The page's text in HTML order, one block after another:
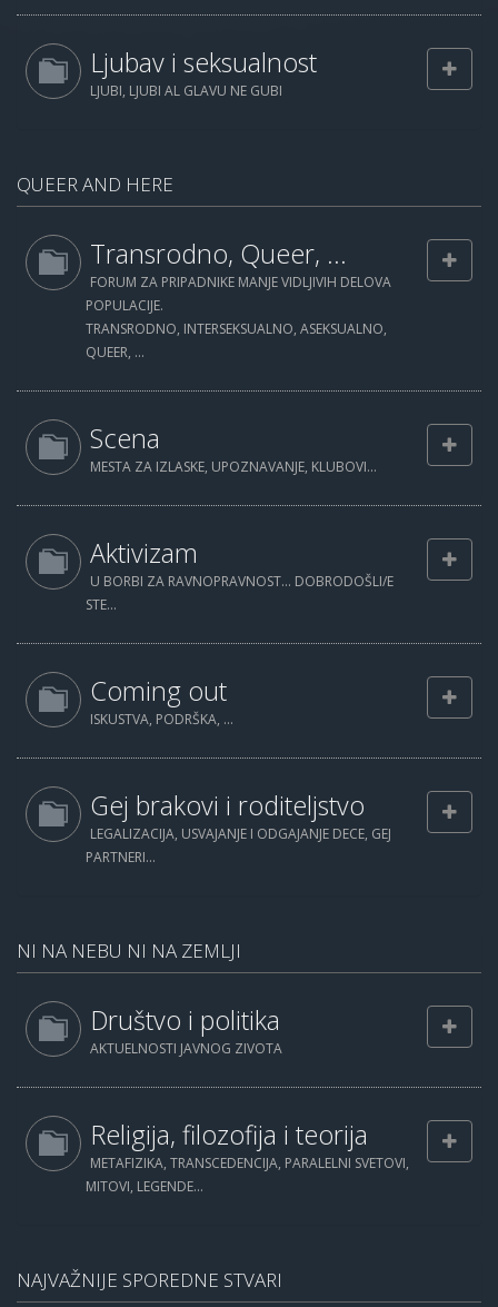
Ljubav i seksualnost
LJUBI, LJUBI AL GLAVU NE GUBI
QUEER AND HERE
Transrodno, Queer, ...
FORUM ZA PRIPADNIKE MANJE VIDLJIVIH DELOVA
POPULACIJE.
TRANSRODNO, INTERSEKSUALNO, ASEKSUALNO,
QUEER, ...
Scena
MESTA ZA IZLASKE, UPOZNAVANJE, KLUBOVI...
Aktivizam
U BORBI ZA RAVNOPRAVNOST... DOBRODOŠLI/E
STE...
Coming out
ISKUSTVA, PODRŠKA, ...
Gej brakovi i roditeljstvo
LEGALIZACIJA, USVAJANJE I ODGAJANJE DECE, GEJ
PARTNERI...
NI NA NEBU NI NA ZEMLJI
Društvo i politika
AKTUELNOSTI JAVNOG ZIVOTA
Religija, filozofija i teorija
METAFIZIKA, TRANSCEDENCIJA, PARALELNI SVETOVI,
MITOVI, LEGENDE...
NAJVAŽNIJE SPOREDNE STVARI